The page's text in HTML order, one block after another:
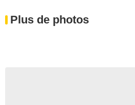
Plus de photos